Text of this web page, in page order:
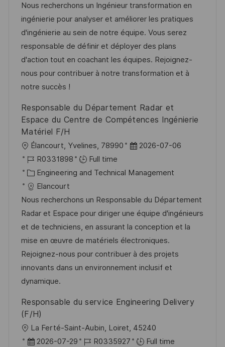
t
i
o
n
t
e
d
D
a
t
e
I
d
t
e
g
o
r
y
Nous recherchons un Ingénieur transformation en
ingénierie pour analyser et améliorer les pratiques
d'ingénierie au sein de notre équipe. Vous serez
responsable de définir et déployer des plans
d'action tout en coachant les équipes. Rejoignez-
nous pour contribuer à notre transformation et à
notre succès !
Responsable du Département Radar et
Espace du Centre de Compétences Ingénierie
Matériel F/H
L
o
c
a
t
i
o
n
Élancourt, Yvelines, 78990
P
s
e
d
D
a
t
e
2026-07-06
J
o
b
I
d
R0331898
Full time
C
a
t
e
g
o
r
y
Engineering and Technical Management
Elancourt
Nous recherchons un Responsable du Département
Radar et Espace pour diriger une équipe d'ingénieurs
et de techniciens, en assurant la conception et la
mise en œuvre de matériels électroniques.
Rejoignez-nous pour contribuer à des projets
innovants dans un environnement inclusif et
dynamique.
Responsable du service Engineering Delivery
(F/H)
L
o
La Ferté-Saint-Aubin, Loiret, 45240
P 2026-07-29
J
R0335927
Full time